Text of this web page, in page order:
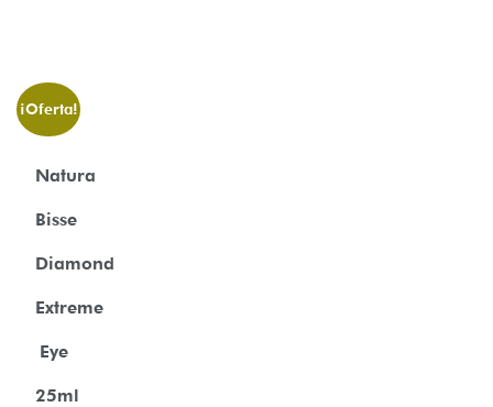
¡Oferta!
Natura
Bisse
Diamond
Extreme
Eye
25ml